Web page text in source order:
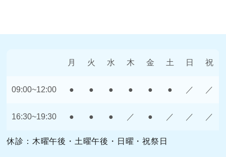
月 火 水 木 金 土 日 祝
09:00~12:00 ● ● ● ● ● ● ／ ／
16:30~19:30 ● ● ● ／ ● ／ ／ ／
休診：木曜午後・土曜午後・日曜・祝祭日